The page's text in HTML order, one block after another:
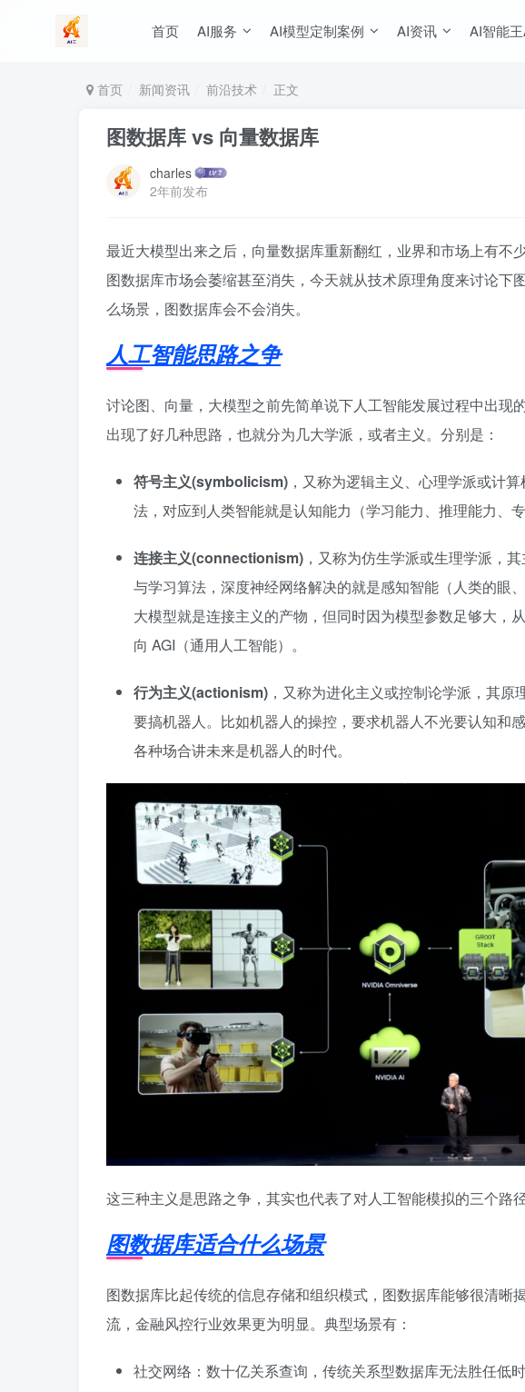
首页 AI服务 AI模型定制案例 AI资讯 AI智能
首页 新闻资讯 前沿技术 正文
图数据库 vs 向量数据库
charles
2年前发布
最近大模型出来之后，向量数据库重新翻红，业界和市场上有不
图数据库市场会萎缩甚至消失，今天就从技术原理角度来讨论下
么场景，图数据库会不会消失。
人工智能思路之争
讨论图、向量，大模型之前先简单说下人工智能发展过程中出现
出现了好几种思路，也就分为几大学派，或者主义。分别是：
符号主义(symbolicism) ，又称为逻辑主义、心理学派或计
法，对应到人类智能就是认知能力（学习能力、推理能力、
连接主义(connectionism) ，又称为仿生学派或生理学派，
与学习算法，深度神经网络解决的就是感知智能（人类的眼
大模型就是连接主义的产物，但同时因为模型参数足够大，
向 AGI（通用人工智能）。
行为主义(actionism) ，又称为进化主义或控制论学派，其
要搞机器人。比如机器人的操控，要求机器人不光要认知和
各种场合讲未来是机器人的时代。
这三种主义是思路之争，其实也代表了对人工智能模拟的三个路
图数据库适合什么场景
图数据库比起传统的信息存储和组织模式，图数据库能够很清晰
流，金融风控行业效果更为明显。典型场景有：
社交网络：数十亿关系查询，传统关系型数据库无法胜任低